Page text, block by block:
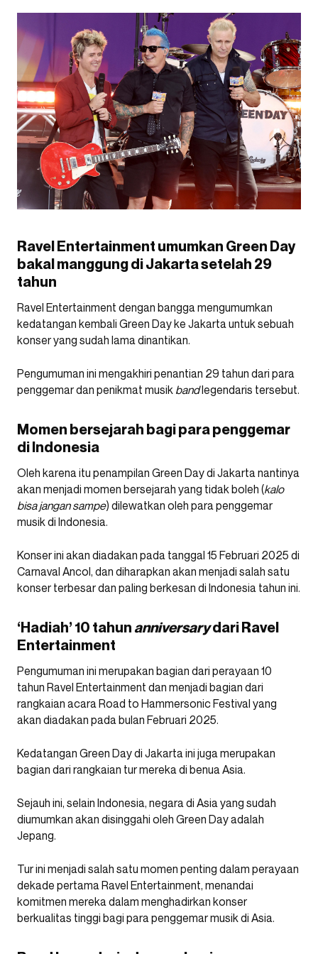
Ravel Entertainment umumkan Green Day
bakal manggung di Jakarta setelah 29
tahun
Ravel Entertainment dengan bangga mengumumkan
kedatangan kembali Green Day ke Jakarta untuk sebuah
konser yang sudah lama dinantikan.
Pengumuman ini mengakhiri penantian 29 tahun dari para
penggemar dan penikmat musik bandlegendaris tersebut.
Momen bersejarah bagi para penggemar
di Indonesia
Oleh karena itu penampilan Green Day di Jakarta nantinya
akan menjadi momen bersejarah yang tidak boleh (kalo
bisa jangan sampe) dilewatkan oleh para penggemar
musik di Indonesia.
Konser ini akan diadakan pada tanggal 15 Februari 2025 di
Carnaval Ancol, dan diharapkan akan menjadi salah satu
konser terbesar dan paling berkesan di Indonesia tahun ini.
‘Hadiah’ 10 tahunanniversarydari Ravel
Entertainment
Pengumuman ini merupakan bagian dari perayaan 10
tahun Ravel Entertainment dan menjadi bagian dari
rangkaian acara Road to Hammersonic Festival yang
akan diadakan pada bulan Februari 2025.
Kedatangan Green Day di Jakarta ini juga merupakan
bagian dari rangkaian tur mereka di benua Asia.
Sejauh ini, selain Indonesia, negara di Asia yang sudah
diumumkan akan disinggahi oleh Green Day adalah
Jepang.
Tur ini menjadi salah satu momen penting dalam perayaan
dekade pertama Ravel Entertainment, menandai
komitmen mereka dalam menghadirkan konser
berkualitas tinggi bagi para penggemar musik di Asia.